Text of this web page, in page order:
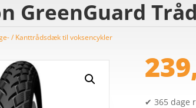
GreenGuard
/ Kanttrådsdæk til voksencykler
✔ 365 dage